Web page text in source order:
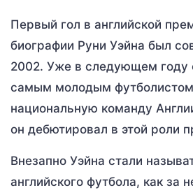
Первый гол в английской
биографии Руни Уэйна был
2002. Уже в следующем году
самым молодым
национальную команду
он дебютировал в этой роли
Внезапно Уэйна стали
английского футбола, как за